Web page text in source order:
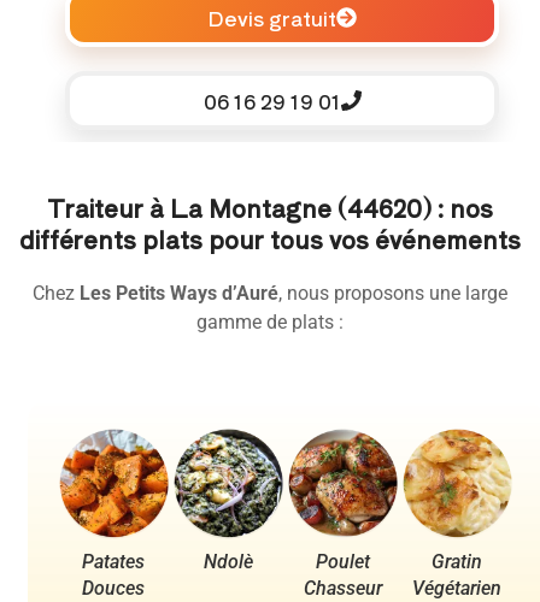
Devis gratuit
06 16 29 19 01
Traiteur à La Montagne (44620) : nos
différents plats pour tous vos événements
Chez Les Petits Ways d’Auré, nous proposons une large
gamme de plats :
Patates
Douces
Ndolè
Poulet
Chasseur
Gratin
Végétarien